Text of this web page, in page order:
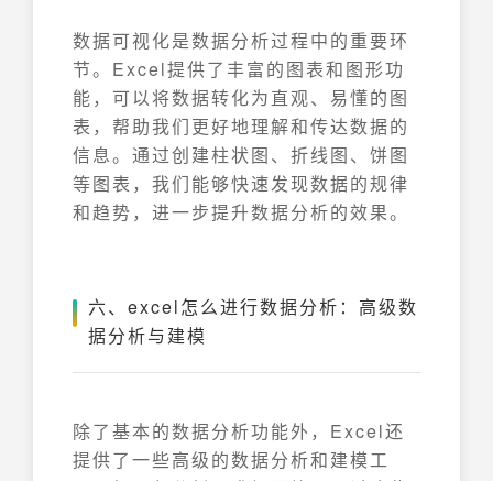
数据可视化是数据分析过程中的重要环
节。Excel提供了丰富的图表和图形功
能，可以将数据转化为直观、易懂的图
表，帮助我们更好地理解和传达数据的
信息。通过创建柱状图、折线图、饼图
等图表，我们能够快速发现数据的规律
和趋势，进一步提升数据分析的效果。
六、excel怎么进行数据分析：高级数
据分析与建模
除了基本的数据分析功能外，Excel还
提供了一些高级的数据分析和建模工